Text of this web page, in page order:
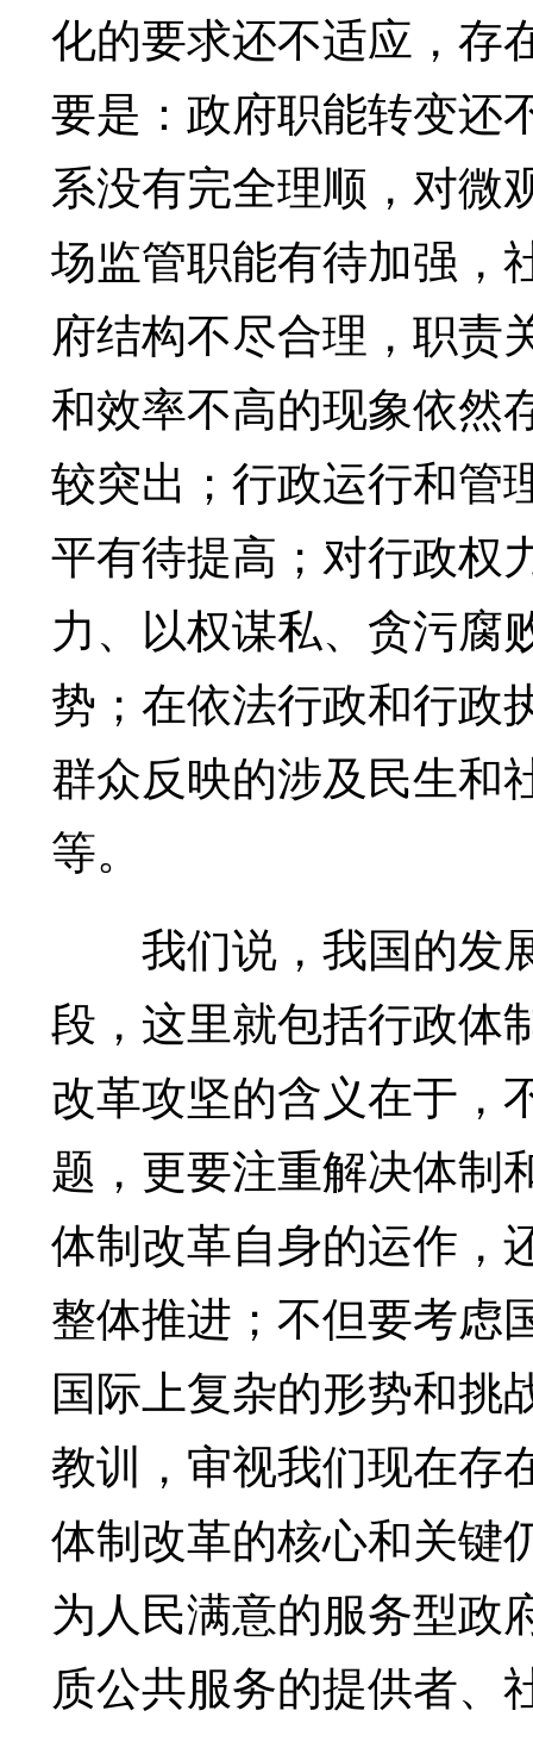
化的要求还不适应，存
要是：政府职能转变还
系没有完全理顺，对微
场监管职能有待加强，
府结构不尽合理，职责
和效率不高的现象依然
较突出；行政运行和管
平有待提高；对行政权
力、以权谋私、贪污腐
势；在依法行政和行政
群众反映的涉及民生和
等。
我们说，我国的发
段，这里就包括行政体
改革攻坚的含义在于，
题，更要注重解决体制
体制改革自身的运作，
整体推进；不但要考虑
国际上复杂的形势和挑
教训，审视我们现在存
体制改革的核心和关键
为人民满意的服务型政
质公共服务的提供者、